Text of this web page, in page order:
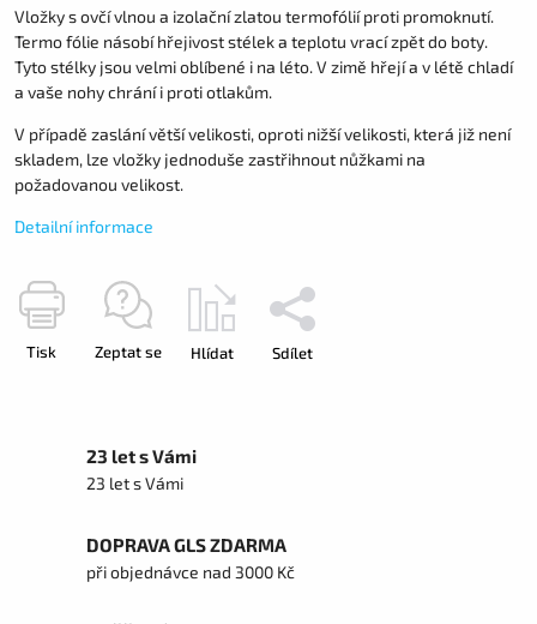
Vložky s ovčí vlnou a izolační zlatou termofólií proti promoknutí.
Termo fólie násobí hřejivost stélek a teplotu vrací zpět do boty.
Tyto stélky jsou velmi oblíbené i na léto. V zimě hřejí a v létě chladí
a vaše nohy chrání i proti otlakům.
V případě zaslání větší velikosti, oproti nižší velikosti, která již není
skladem, lze vložky jednoduše zastřihnout nůžkami na
požadovanou velikost.
Detailní informace
Tisk Zeptat se Hlídat Sdílet
23 let s Vámi
23 let s Vámi
DOPRAVA GLS ZDARMA
při objednávce nad 3000 Kč